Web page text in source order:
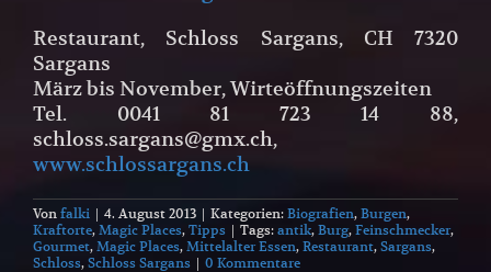
Restaurant, Schloss Sargans, CH 7320
Sargans
März bis November, Wirteöffnungszeiten
Tel. 0041 81 723 14 88,
schloss.sargans@gmx.ch,
www.schlossargans.ch
Von falki | 4. August 2013 | Kategorien: Biografien, Burgen,
Kraftorte, Magic Places, Tipps | Tags: antik, Burg, Feinschmecker,
Gourmet, Magic Places, Mittelalter Essen, Restaurant, Sargans,
Schloss, Schloss Sargans | 0 Kommentare